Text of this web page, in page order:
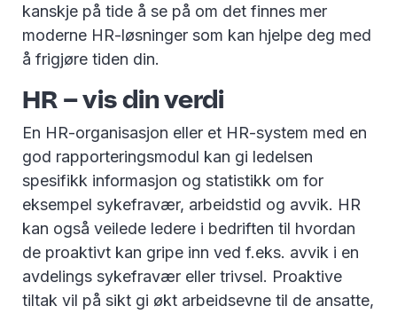
kanskje på tide å se på om det finnes mer
moderne HR-løsninger som kan hjelpe deg med
å frigjøre tiden din.
HR – vis din verdi
En HR-organisasjon eller et HR-system med en
god rapporteringsmodul kan gi ledelsen
spesifikk informasjon og statistikk om for
eksempel sykefravær, arbeidstid og avvik. HR
kan også veilede ledere i bedriften til hvordan
de proaktivt kan gripe inn ved f.eks. avvik i en
avdelings sykefravær eller trivsel. Proaktive
tiltak vil på sikt gi økt arbeidsevne til de ansatte,